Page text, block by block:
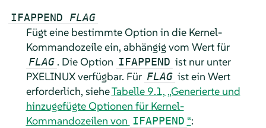
IFAPPEND FLAG
Fügt eine bestimmte Option in die Kernel-
Kommandozeile ein, abhängig vom Wert für
FLAG . Die Option IFAPPEND ist nur unter
PXELINUX verfügbar. Für FLAG ist ein Wert
erforderlich, sieheTabelle 9.1, „Generierte und
hinzugefügte Optionen für Kernel-
Kommandozeilen von IFAPPEND “: